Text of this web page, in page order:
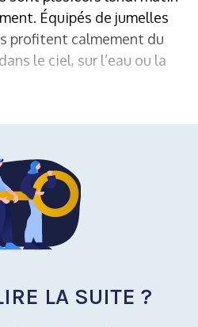
Équipés de jumelles
profitent calmement du
le ciel, sur l’eau ou la
LA SUITE ?